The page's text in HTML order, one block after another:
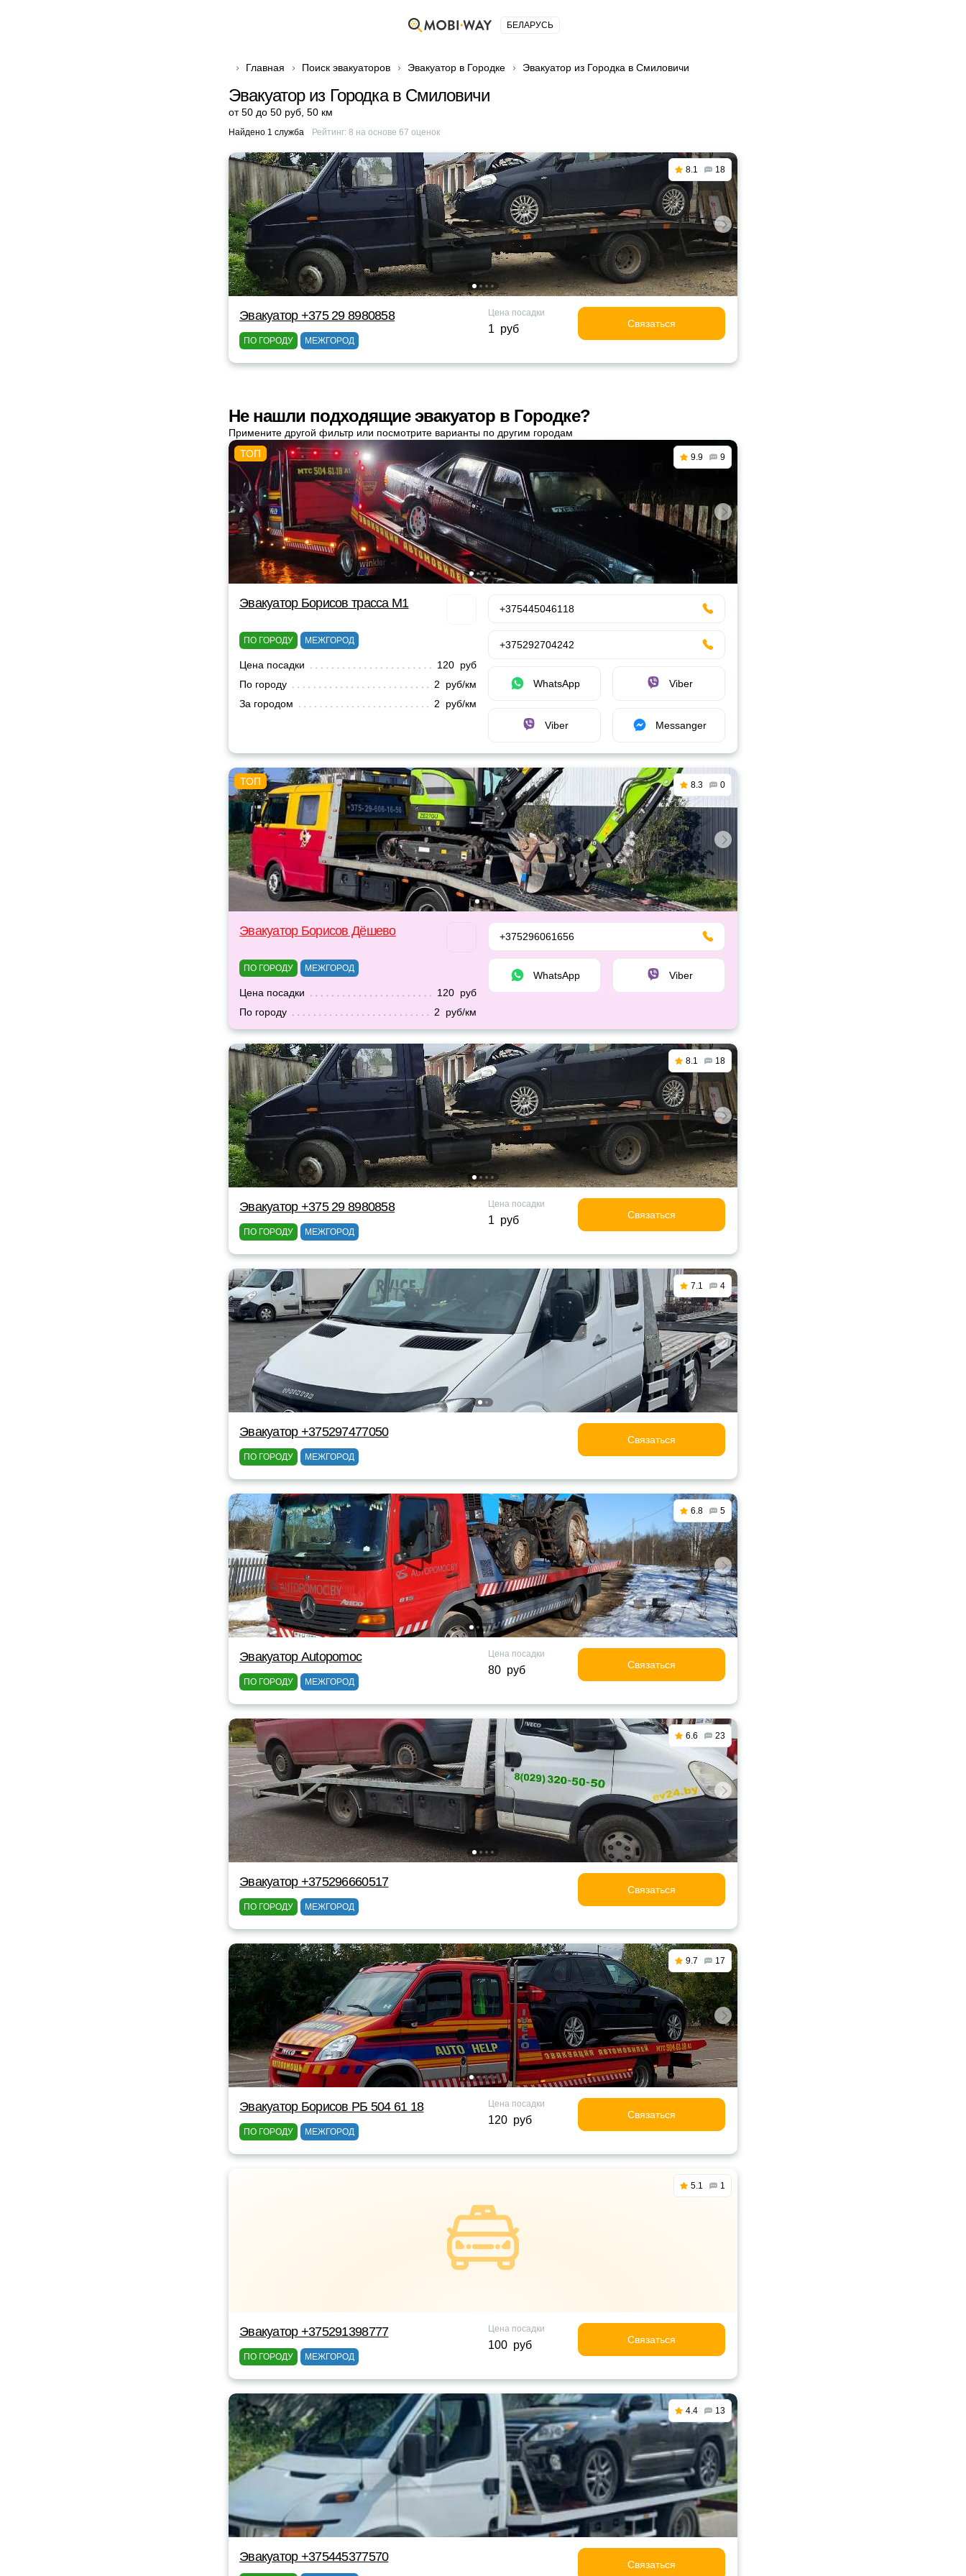
БЕЛАРУСЬ
Главная Поиск эвакуаторов Эвакуатор в Городке Эвакуатор из Городка в Смиловичи
Эвакуатор из Городка в Смиловичи
от 50 до 50 руб 50 км
Найдено 1 служба Рейтинг: 8 на основе 67 оценок
8.1 18
Эвакуатор +375 29 8980858
ПО ГОРОДУ МЕЖГОРОД
Цена посадки
1 руб Связаться
Не нашли подходящие эвакуатор в Городке?
Примените другой фильтр или посмотрите варианты по другим городам
9.9 9
Эвакуатор Борисов трасса М1
ПО ГОРОДУ МЕЖГОРОД
Цена посадки
120 руб
По городу
2 руб/км
За городом
2 руб/км
+375445046118
+375292704242
WhatsApp Viber
Viber Messanger
8.3 0
Эвакуатор Борисов Дёшево
ПО ГОРОДУ МЕЖГОРОД
Цена посадки
120 руб
По городу
2 руб/км
+375296061656
WhatsApp Viber
8.1 18
Эвакуатор +375 29 8980858
ПО ГОРОДУ МЕЖГОРОД
Цена посадки
1 руб Связаться
7.1 4
Эвакуатор +375297477050
ПО ГОРОДУ МЕЖГОРОД
Связаться
6.8 5
Эвакуатор Autopomoc
ПО ГОРОДУ МЕЖГОРОД
Цена посадки
80 руб Связаться
6.6 23
Эвакуатор +375296660517
ПО ГОРОДУ МЕЖГОРОД
Связаться
9.7 17
Эвакуатор Борисов РБ 504 61 18
ПО ГОРОДУ МЕЖГОРОД
Цена посадки
120 руб Связаться
5.1 1
Эвакуатор +375291398777
ПО ГОРОДУ МЕЖГОРОД
Цена посадки
100 руб Связаться
4.4 13
Эвакуатор +375445377570
Связаться